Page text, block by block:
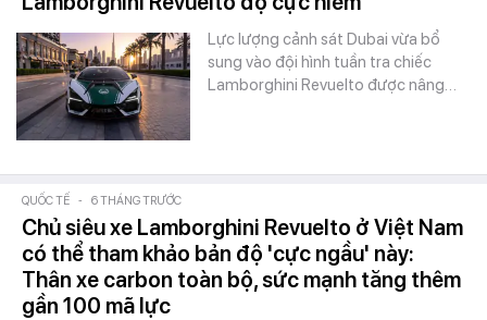
Lực lượng cảnh sát Dubai vừa bổ
sung vào đội hình tuần tra chiếc
Lamborghini Revuelto được nâng…
QUỐC TẾ - 6 THÁNG TRƯỚC
Chủ siêu xe Lamborghini Revuelto ở Việt Nam
có thể tham khảo bản độ 'cực ngầu' này:
Thân xe carbon toàn bộ, sức mạnh tăng thêm
gần 100 mã lực